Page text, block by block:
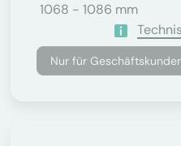
1068 - 1086 mm
Nur für